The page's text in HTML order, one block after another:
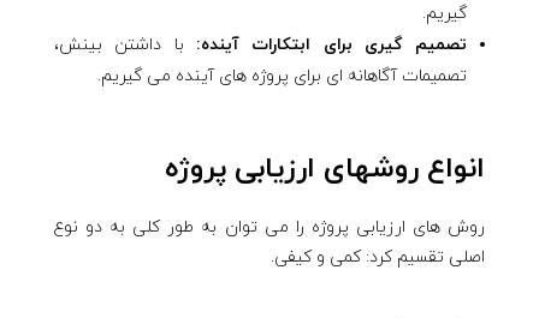
گیریم.
تصمیم گیری برای ابتکارات آینده: با داشتن بینش،
تصمیمات آگاهانه ای برای پروژه های آینده می گیریم.
انواع روشهای ارزیابی پروژه
روش های ارزیابی پروژه را می توان به طور کلی به دو نوع
اصلی تقسیم کرد: کمی و کیفی.